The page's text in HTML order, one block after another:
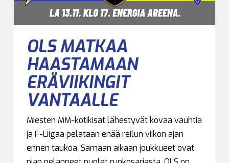
OLS MATKAA
HAASTAMAAN
ERÄVIIKINGIT
VANTAALLE
Miesten MM-kotikisat lähestyvät kovaa vauhtia
ja F-Liigaa pelataan enää reilun viikon ajan
ennen taukoa. Samaan aikaan joukkueet ovat